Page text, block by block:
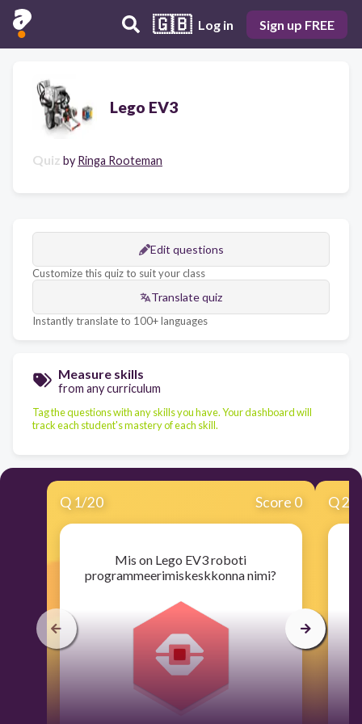
🇬🇧 Log in Sign up FREE
Lego EV3
Quiz by Ringa Rooteman
Edit questions
Customize this quiz to suit your class
Translate quiz
Instantly translate to 100+ languages
Measure skills
from any curriculum
Tag the questions with any skills you have. Your dashboard will
track each student's mastery of each skill.
Q 1/20 Score 0
Mis on Lego EV3 roboti
programmeerimiskeskkonna nimi?
Q2